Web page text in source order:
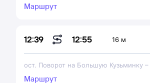
Маршрут
12:39 12:55 16 м
ост. Поворот на Большую Кузьминку –
Маршрут